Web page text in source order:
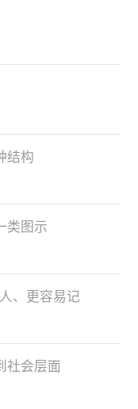
结构
类图示
、更容易记
社会层面